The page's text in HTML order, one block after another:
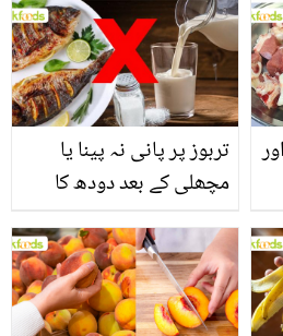
انگیز طبی فوائد
تربوز پر پانی نہ پینا یا
مچھلی کے بعد دودھ کا
سے متعلق غلط فہمیوں کی
حقیقت کیا ہے اور افواہ
کیا؟
اور